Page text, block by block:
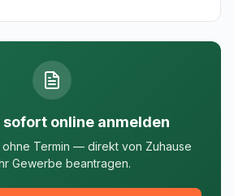
sofort online anmelden
Termin — direkt von Zuhause
Gewerbe beantragen.